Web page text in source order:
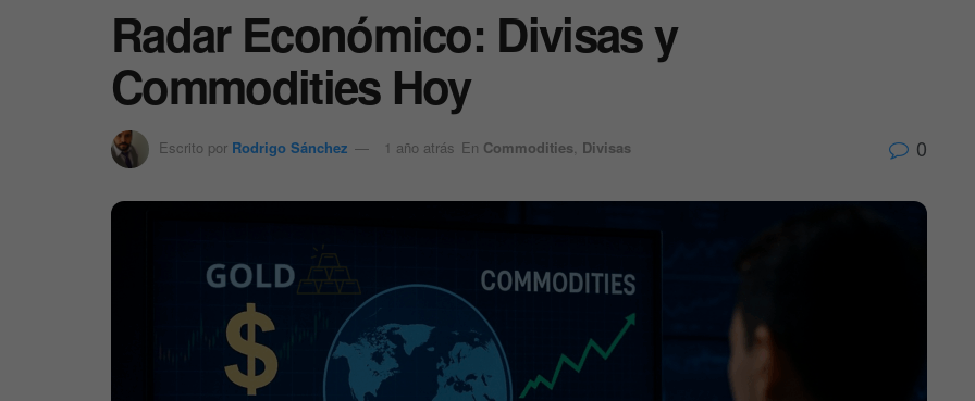
Radar Económico: Divisas y
Commodities Hoy
Escrito por Rodrigo Sánchez 1 año atrás En Commodities Divisas 0